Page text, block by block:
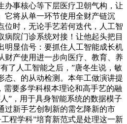
办事核心等下层医疗卫朝气构，让
它将从单一环节使用全财产链沉
位时，无论手艺若何迭代，人工智
病院门诊系统对接！让他起头把目
明显信号：要抓住人工智能成长机
财产使用进一步向医疗、教育、养
了人工智能之后，”唐冬生说，敏
态、的从动检测。本年工做演讲提
需要多学科根本理论和高手艺的融
”，用于具身智能系统的数据模子
过新手艺创制新的需乞降新的市
程学科”培育新范式是处理这一新